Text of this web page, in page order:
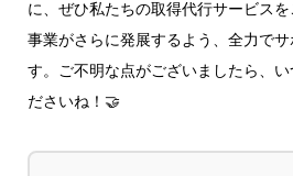
に、ぜひ私たちの取得代行サービス
事業がさらに発展するよう、全力で
す。ご不明な点がございましたら、い
ださいね！🤝